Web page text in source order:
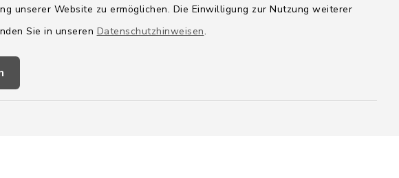
unserer Website zu ermöglichen. Die Einwilligung zur Nutzung weiterer
Sie in unseren Datenschutzhinweisen.